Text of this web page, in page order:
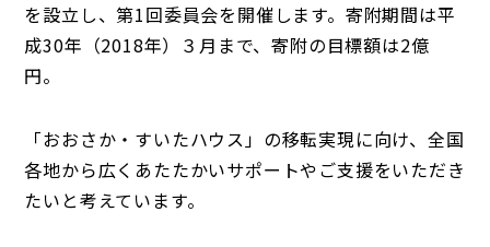
を設立し、第1回委員会を開催します。寄附期間は平
成30年（2018年）３月まで、寄附の目標額は2億
円。
「おおさか・すいたハウス」の移転実現に向け、全国
各地から広くあたたかいサポートやご支援をいただき
たいと考えています。